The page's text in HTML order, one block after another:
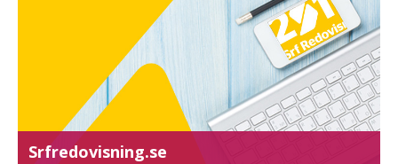
Srfredovisning.se